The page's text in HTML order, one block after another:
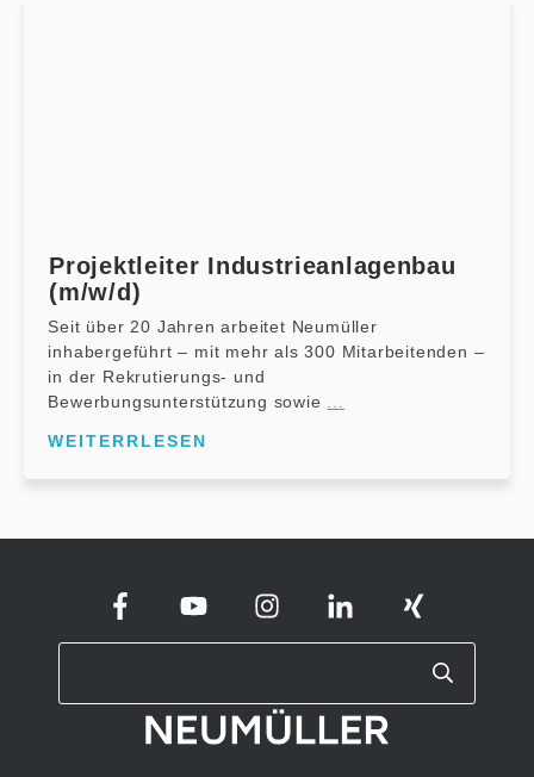
Projektleiter Industrieanlagenbau
(m/w/d)
Seit über 20 Jahren arbeitet Neumüller
inhabergeführt – mit mehr als 300 Mitarbeitenden –
in der Rekrutierungs- und
Bewerbungsunterstützung sowie
WEITERRLESEN